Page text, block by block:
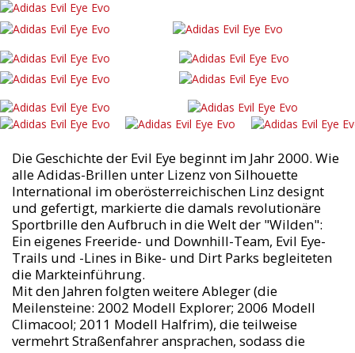
Die Geschichte der Evil Eye beginnt im Jahr 2000. Wie
alle Adidas-Brillen unter Lizenz von Silhouette
International im oberösterreichischen Linz designt
und gefertigt, markierte die damals revolutionäre
Sportbrille den Aufbruch in die Welt der "Wilden":
Ein eigenes Freeride- und Downhill-Team, Evil Eye-
Trails und -Lines in Bike- und Dirt Parks begleiteten
die Markteinführung.
Mit den Jahren folgten weitere Ableger (die
Meilensteine: 2002 Modell Explorer; 2006 Modell
Climacool; 2011 Modell Halfrim), die teilweise
vermehrt Straßenfahrer ansprachen, sodass die